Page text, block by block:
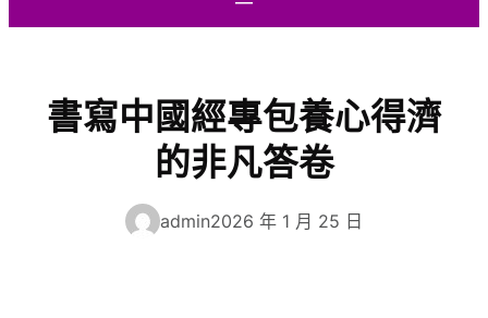
書寫中國經專包養心得濟
的非凡答卷
admin2026 年 1 月 25 日